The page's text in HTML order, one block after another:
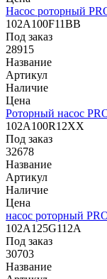
Насос роторный
102A100F11BB
Под заказ
28915
Название
Артикул
Наличие
Цена
Роторный насос
102A100R12XX
Под заказ
32678
Название
Артикул
Наличие
Цена
насос роторный
102A125G112A
Под заказ
30703
Название